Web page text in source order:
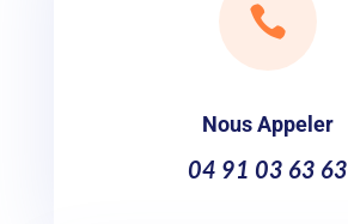

Nous Appeler
04 91 03 63 63